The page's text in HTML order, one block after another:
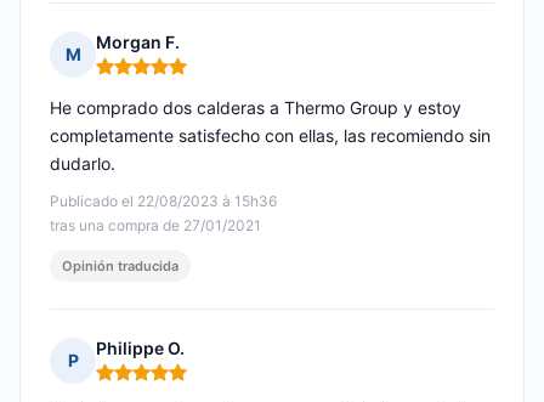
M
Morgan F.
Nota: 5 de 5
Publicado el 22/08/2023 à 15h36
tras una compra de 27/01/2021
He comprado dos calderas a Thermo Group y estoy
completamente satisfecho con ellas, las recomiendo sin
dudarlo.
Opinión traducida
P
Philippe O.
Nota: 5 de 5